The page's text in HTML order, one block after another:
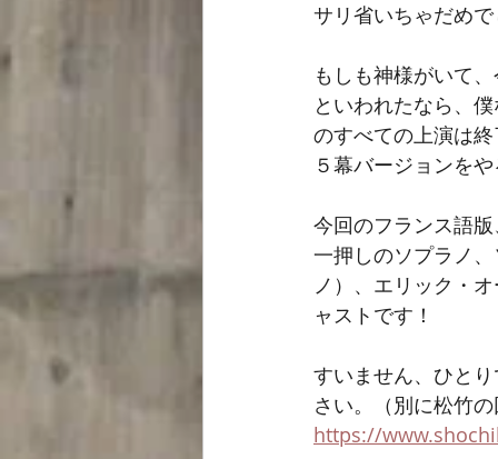
サリ省いちゃだめ
もしも神様がいて
といわれたなら、
のすべての上演は
５幕バージョンを
今回のフランス語
一押しのソプラノ
ノ）、エリック・
ャストです！
すいません、ひと
さい。（別に松竹
https://